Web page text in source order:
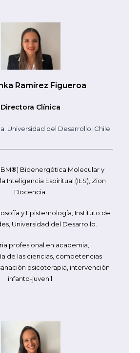
Ramírez Figueroa
Directora Clínica
Universidad del Desarrollo, Chile
Bioenergética Molecular y
Inteligencia Espiritual (IES), Zion
Docencia.
y Epistemología, Instituto de
Universidad del Desarrollo.
profesional en academia,
de las ciencias, competencias
psicoterapia, intervención
infanto-juvenil.